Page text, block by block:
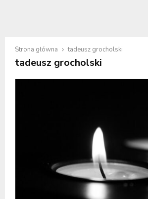
Strona główna tadeusz grocholski
tadeusz grocholski